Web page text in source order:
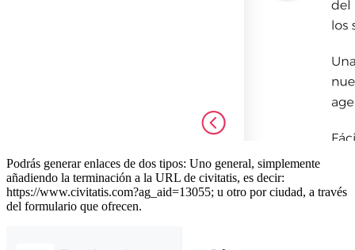
Podrás generar enlaces de dos tipos: Uno general, simplemente
añadiendo la terminación a la URL de civitatis, es decir:
https://www.civitatis.com?ag_aid=13055; u otro por ciudad, a través
del formulario que ofrecen.